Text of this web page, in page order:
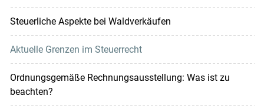
Steuerliche Aspekte bei Waldverkäufen
Aktuelle Grenzen im Steuerrecht
Ordnungsgemäße Rechnungsausstellung: Was ist zu
beachten?